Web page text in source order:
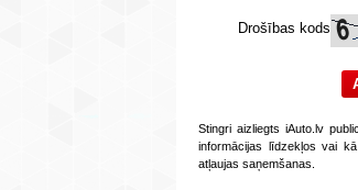
Drošības kods
Stingri aizliegts iAuto.lv
informācijas līdzekļos vai
atļaujas saņemšanas.